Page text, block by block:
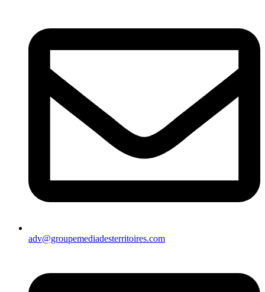
adv@groupemediadesterritoires.com